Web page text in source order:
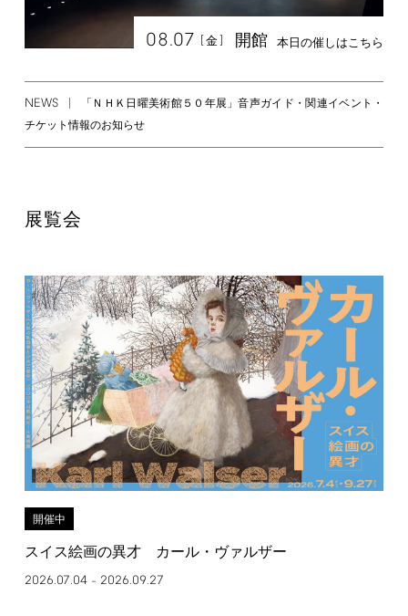
08.07 [金] 開館 本日の催しはこちら
NEWS
「ＮＨＫ日曜美術館５０年展」音声ガイド・関連イベント・
チケット情報のお知らせ
展覧会
開催中
スイス絵画の異才 カール・ヴァルザー
2026.07.04– 2026.09.27